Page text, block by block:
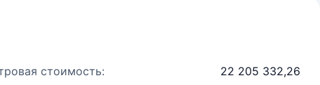
стоимость: 22 205 332,26